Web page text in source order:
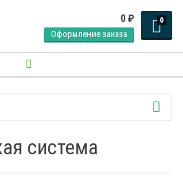
0
0 ₽
Оформление заказа
система